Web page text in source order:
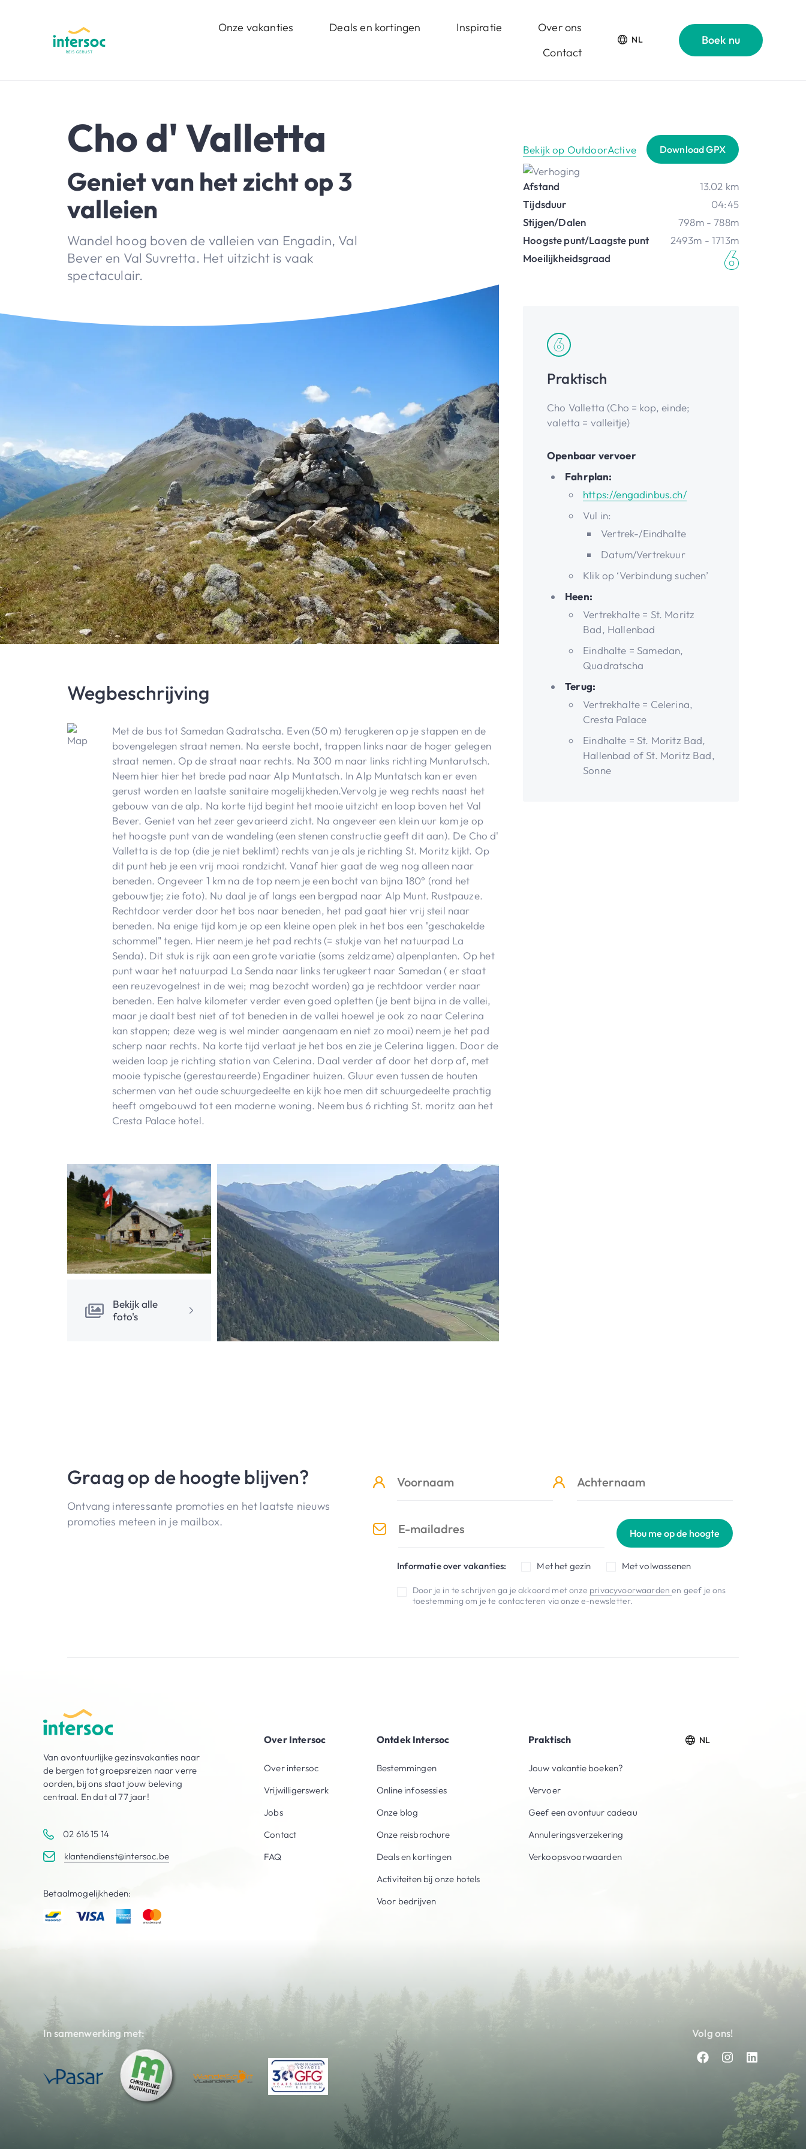
Onze vakanties Deals en kortingen Inspiratie
Over ons
Contact
NL Boek nu
Cho d' Valletta
Geniet van het zicht op 3
valleien
Wandel hoog boven de valleien van Engadin, Val
Bever en Val Suvretta. Het uitzicht is vaak
spectaculair.
Wegbeschrijving
Met de bus tot Samedan Qadratscha. Even (50 m) terugkeren op je stappen en de
bovengelegen straat nemen. Na eerste bocht, trappen links naar de hoger gelegen
straat nemen. Op de straat naar rechts. Na 300 m naar links richting Muntarutsch.
Neem hier hier het brede pad naar Alp Muntatsch. In Alp Muntatsch kan er even
gerust worden en laatste sanitaire mogelijkheden.Vervolg je weg rechts naast het
gebouw van de alp. Na korte tijd begint het mooie uitzicht en loop boven het Val
Bever. Geniet van het zeer gevarieerd zicht. Na ongeveer een klein uur kom je op
het hoogste punt van de wandeling (een stenen constructie geeft dit aan). De Cho d'
Valletta is de top (die je niet beklimt) rechts van je als je richting St. Moritz kijkt. Op
dit punt heb je een vrij mooi rondzicht. Vanaf hier gaat de weg nog alleen naar
beneden. Ongeveer 1 km na de top neem je een bocht van bijna 180° (rond het
gebouwtje; zie foto). Nu daal je af langs een bergpad naar Alp Munt. Rustpauze.
Rechtdoor verder door het bos naar beneden, het pad gaat hier vrij steil naar
beneden. Na enige tijd kom je op een kleine open plek in het bos een "geschakelde
schommel" tegen. Hier neem je het pad rechts (= stukje van het natuurpad La
Senda). Dit stuk is rijk aan een grote variatie (soms zeldzame) alpenplanten. Op het
punt waar het natuurpad La Senda naar links terugkeert naar Samedan ( er staat
een reuzevogelnest in de wei; mag bezocht worden) ga je rechtdoor verder naar
beneden. Een halve kilometer verder even goed opletten (je bent bijna in de vallei,
maar je daalt best niet af tot beneden in de vallei hoewel je ook zo naar Celerina
kan stappen; deze weg is wel minder aangenaam en niet zo mooi) neem je het pad
scherp naar rechts. Na korte tijd verlaat je het bos en zie je Celerina liggen. Door de
weiden loop je richting station van Celerina. Daal verder af door het dorp af, met
mooie typische (gerestaureerde) Engadiner huizen. Gluur even tussen de houten
schermen van het oude schuurgedeelte en kijk hoe men dit schuurgedeelte prachtig
heeft omgebouwd tot een moderne woning. Neem bus 6 richting St. moritz aan het
Cresta Palace hotel.
Bekijk alle
foto's
Bekijk op OutdoorActive Download GPX
Afstand
13.02 km
Tijdsduur
04:45
Stijgen/Dalen
798m - 788m
Hoogste punt/Laagste punt
2493m - 1713m
Moeilijkheidsgraad
Praktisch
Cho Valletta (Cho = kop, einde;
valetta = valleitje)
Openbaar vervoer
Fahrplan:
https://engadinbus.ch/
Vul in:
Vertrek-/Eindhalte
Datum/Vertrekuur
Klik op ‘Verbindung suchen’
Heen:
Vertrekhalte = St. Moritz
Bad, Hallenbad
Eindhalte = Samedan,
Quadratscha
Terug:
Vertrekhalte = Celerina,
Cresta Palace
Eindhalte = St. Moritz Bad,
Hallenbad of St. Moritz Bad,
Sonne
Graag op de hoogte blijven?
Ontvang interessante promoties en het laatste nieuws
promoties meteen in je mailbox.
Hou me op de hoogte
Informatie over vakanties: Met het gezin Met volwassenen
Door je in te schrijven ga je akkoord met onze privacyvoorwaardenen geef je ons
toestemming om je te contacteren via onze e-newsletter.
Van avontuurlijke gezinsvakanties naar
de bergen tot groepsreizen naar verre
oorden, bij ons staat jouw beleving
centraal. En dat al 77 jaar!
02 616 15 14
klantendienst@intersoc.be
Betaalmogelijkheden:
Over Intersoc
Over intersoc
Vrijwilligerswerk
Jobs
Contact
FAQ
Ontdek Intersoc
Bestemmingen
Online infosessies
Onze blog
Onze reisbrochure
Deals en kortingen
Activiteiten bij onze hotels
Voor bedrijven
Praktisch
Jouw vakantie boeken?
Vervoer
Geef een avontuur cadeau
Annuleringsverzekering
Verkoopsvoorwaarden
NL
In samenwerking met: Volg ons!